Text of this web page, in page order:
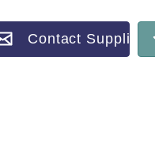
Contact Supplier